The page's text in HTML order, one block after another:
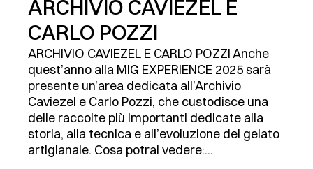
ARCHIVIO CAVIEZEL E
CARLO POZZI
ARCHIVIO CAVIEZEL E CARLO POZZI Anche
quest’anno alla MIG EXPERIENCE 2025 sarà
presente un’area dedicata all’Archivio
Caviezel e Carlo Pozzi, che custodisce una
delle raccolte più importanti dedicate alla
storia, alla tecnica e all’evoluzione del gelato
artigianale. Cosa potrai vedere:...